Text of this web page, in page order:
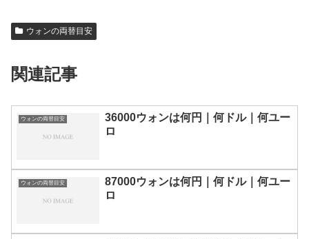
ウォンの両替目安
関連記事
ウォンの両替目安
36000ウォンは何円｜何ドル｜何ユー
ロ
ウォンの両替目安
87000ウォンは何円｜何ドル｜何ユー
ロ